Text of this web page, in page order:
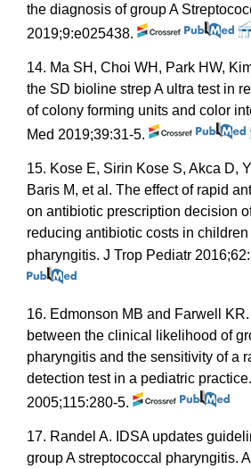
the diagnosis of group A
2019;9:e025438.
14. Ma SH, Choi WH, Park HW,
the SD bioline strep A ultra test in
of colony forming units and color
Med 2019;39:31-5.
15. Kose E, Sirin Kose S, Akca D,
Baris M, et al. The effect of rapid
on antibiotic prescription decision
reducing antibiotic costs in
pharyngitis. J Trop Pediatr
16. Edmonson MB and Farwell
between the clinical likelihood of
pharyngitis and the sensitivity of a
detection test in a pediatric
2005;115:280-5.
17. Randel A. IDSA updates
group A streptococcal pharyngitis.